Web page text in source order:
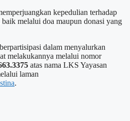
kepedulian terhadap
baik melalui doa maupun donasi yang
dalam menyalurkan
melakukannya melalui nomor
atas nama LKS Yayasan
laman
.